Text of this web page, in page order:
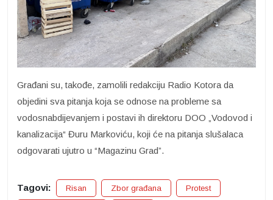
Građani su, takođe, zamolili redakciju Radio Kotora da
objedini sva pitanja koja se odnose na probleme sa
vodosnabdijevanjem i postavi ih direktoru DOO „Vodovod i
kanalizacija“ Đuru Markoviću, koji će na pitanja slušalaca
odgovarati ujutro u “Magazinu Grad”.
Tagovi: Risan Zbor građana Protest